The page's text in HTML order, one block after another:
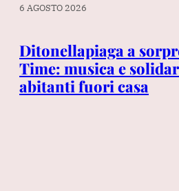
6 AGOSTO 2026
Ditonellapiaga a
Time: musica e
abitanti fuori casa